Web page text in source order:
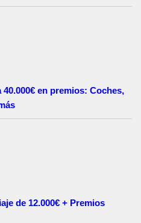
en premios: Coches,
de 12.000€ + Premios